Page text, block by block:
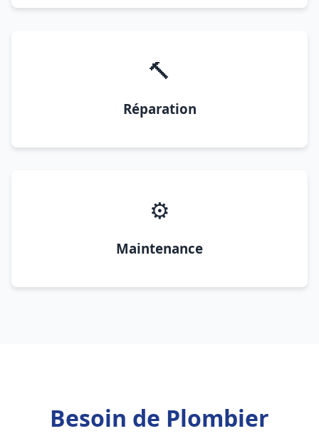
🔨
Réparation
⚙️
Maintenance
Besoin de Plombier